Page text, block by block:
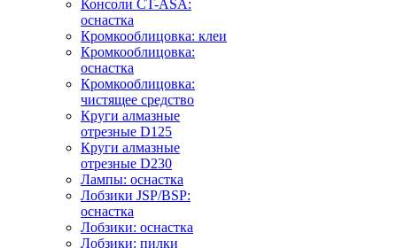
Консоли CT-ASA:
оснастка
Кромкооблицовка: клеи
Кромкооблицовка:
оснастка
Кромкооблицовка:
чистящее средство
Круги алмазные
отрезные D125
Круги алмазные
отрезные D230
Лампы: оснастка
Лобзики JSP/BSP:
оснастка
Лобзики: оснастка
Лобзики: пилки